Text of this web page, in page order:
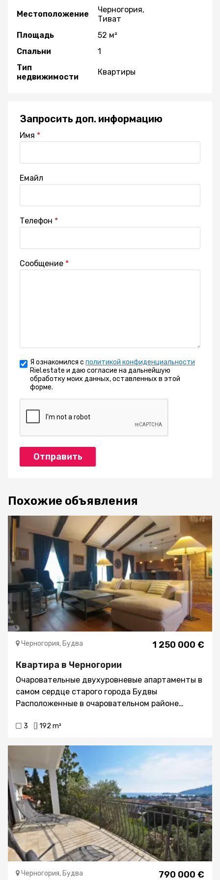
Местоположение
Черногория,
Тиват
Площадь
52 м²
Спальни
1
Тип
недвижимости
Квартиры
Запросить доп. информацию
Имя
Емайл
Телефон
Сообщение
Я ознакомился с политикой конфиденциальности
Riel.estate и даю согласие на дальнейшую
обработку моих данных, оставленных в этой
форме.
Отправить
Похожие объявления
1 250 000 €
Черногория, Будва
Квартира в Черногории
Очаровательные двухуровневые апартаменты в
самом сердце старого города Будвы
Расположенные в очаровательном районе
двухуровневые апартаменты предлагают
богатой историей и яркой культурой этой
жемчужины побережья. Эта ухоженная
резиденция площадью 192 квадратных метра
является воплощением очарования Старого
Света в сочетании с современными
удобствами. Двухуровневая планировка Когда
вы входите в этот уникальный дом, ваше
внимание сразу же привлекает двухуровневая
планировка. Первый этаж с тремя просторными
спальнями предназначен для спокойствия и
релаксации. Когда вы поднимаетесь на второй
3 192 m²
790 000 €
Черногория, Будва